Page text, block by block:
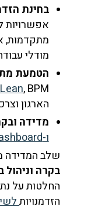
בחינת
אפשרויות
מתקדמות,
מודלי עבודה
הטמעת
Lean, BPM או
הארגון וצרכיו
מדידה ובקרה
שלב המדידה
בקרה וניהול
החלטות על
הזדמנויותלשיפור